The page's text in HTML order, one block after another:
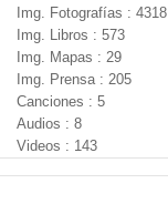
Img. Fotografías : 4318
Img. Libros : 573
Img. Mapas : 29
Img. Prensa : 205
Canciones : 5
Audios : 8
Videos : 143